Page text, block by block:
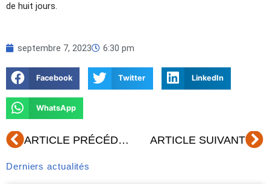
de huit jours.
septembre 7, 2023 6:30 pm
Facebook Twitter LinkedIn
WhatsApp
Précédent ARTICLE PRÉCÉDENT ARTICLE SUIVANT
Derniers actualités